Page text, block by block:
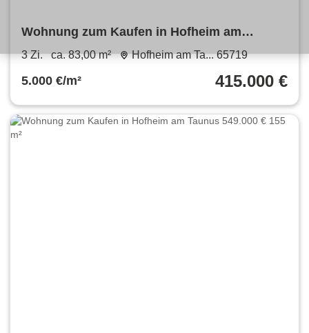
Wohnung zum Kaufen in Hofheim am
Taunus 415.000 € 83 m²
3 Zi. ca. 83,00 m² Hofheim am Ta... 65719
5.000 €/m² 415.000 €